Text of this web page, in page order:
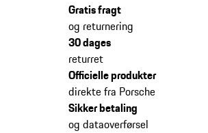
Gratis fragt
og returnering
30 dages
returret
Officielle produkter
direkte fra Porsche
Sikker betaling
og dataoverførsel